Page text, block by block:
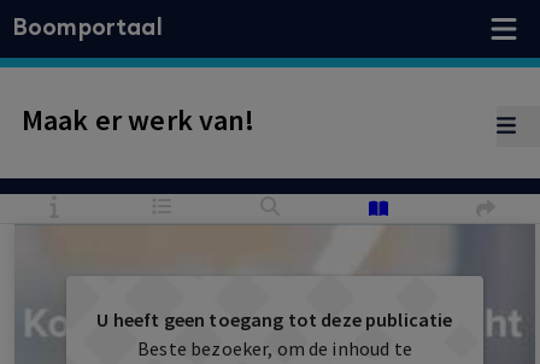
Boomportaal
Maak er werk van!
U heeft geen toegang tot deze publicatie
Beste bezoeker, om de inhoud te